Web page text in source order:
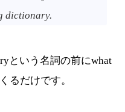
dictionary.
という名詞の前にwhat
るだけです。